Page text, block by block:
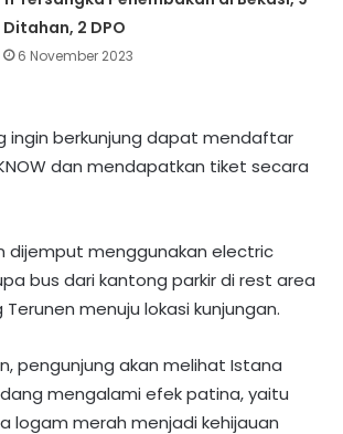
Ditahan, 2 DPO
6 November 2023
ingin berkunjung dapat mendaftar
dan mendapatkan tiket secara
dijemput menggunakan electric
bus dari kantong parkir di rest area
Terunen menuju lokasi kunjungan.
pengunjung akan melihat Istana
mengalami efek patina, yaitu
logam merah menjadi kehijauan